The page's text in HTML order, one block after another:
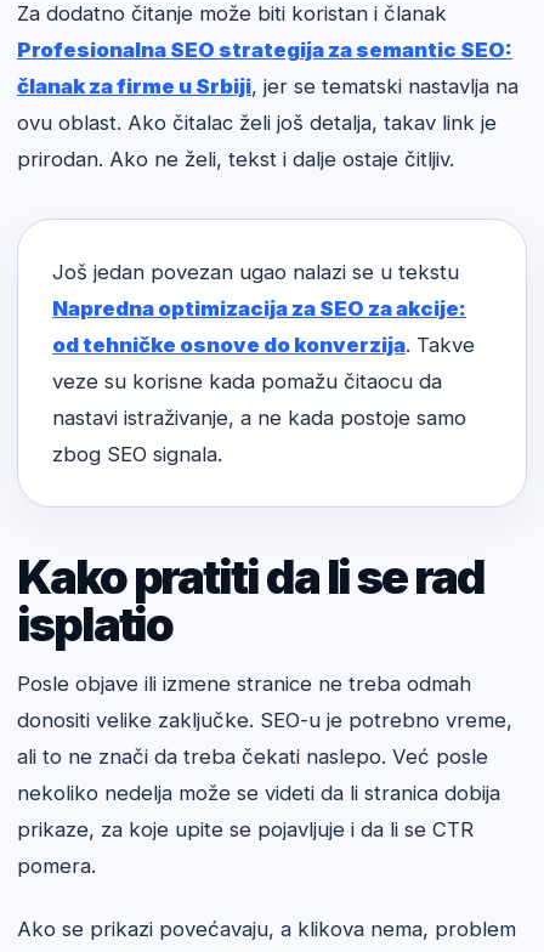
Za dodatno čitanje može biti koristan i članak
Profesionalna SEO strategija za semantic SEO:
članak za firme u Srbiji, jer se tematski nastavlja na
ovu oblast. Ako čitalac želi još detalja, takav link je
prirodan. Ako ne želi, tekst i dalje ostaje čitljiv.
Još jedan povezan ugao nalazi se u tekstu
Napredna optimizacija za SEO za akcije:
od tehničke osnove do konverzija. Takve
veze su korisne kada pomažu čitaocu da
nastavi istraživanje, a ne kada postoje samo
zbog SEO signala.
Kako pratiti da li se rad
isplatio
Posle objave ili izmene stranice ne treba odmah
donositi velike zaključke. SEO-u je potrebno vreme,
ali to ne znači da treba čekati naslepo. Već posle
nekoliko nedelja može se videti da li stranica dobija
prikaze, za koje upite se pojavljuje i da li se CTR
pomera.
Ako se prikazi povećavaju, a klikova nema, problem